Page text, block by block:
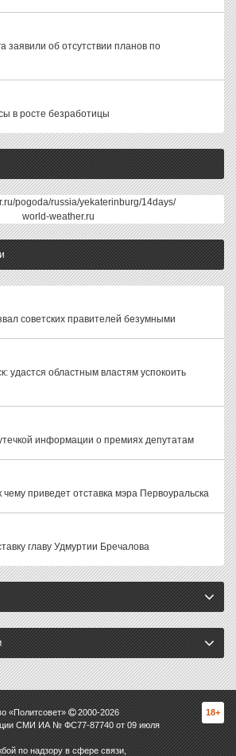
заявили об отсутствии планов по
в росте безработицы
pogoda/russia/yekaterinburg/14days/
world-weather.ru
советских правителей безумными
удастся областным властям успокоить
информации о премиях депутатам
приведет отставка мэра Первоуральска
главу Удмуртии Бречалова
«Политсовет» 2000-2026
СМИ ИА № ФС77-87740 от 09 июля
по надзору в сфере связи,
18+